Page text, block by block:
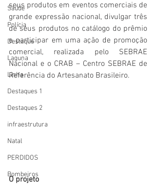
Saúde
Polícia
Destaque
Laguna
Linha
Destaques 1
Destaques 2
infraestrutura
Natal
PERDIDOS
Bombeiros
seus produtos em eventos comerciais de
grande expressão nacional, divulgar três
de seus produtos no catálogo do prêmio
e participar em uma ação de promoção
comercial, realizada pelo SEBRAE
Nacional e o CRAB – Centro SEBRAE de
Referência do Artesanato Brasileiro.
O projeto